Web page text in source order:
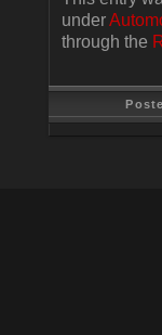
under
through the